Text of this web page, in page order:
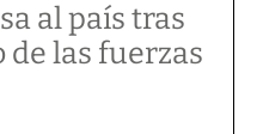
al país tras
las fuerzas